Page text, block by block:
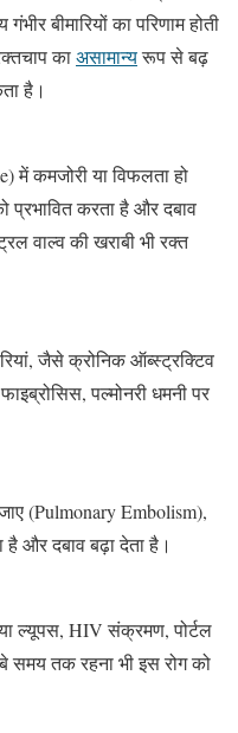
बीमारियों का परिणाम होती
काअसामान्यरूप से बढ़
है।
कमजोरी या विफलता हो
प्रभावित करता है और दबाव
वाल्व की खराबी भी रक्त
जैसे क्रोनिक ऑब्स्ट्रक्टिव
पल्मोनरी धमनी पर
(Pulmonary Embolism),
है और दबाव बढ़ा देता है।
ल्यूपस, HIV संक्रमण, पोर्टल
समय तक रहना भी इस रोग को